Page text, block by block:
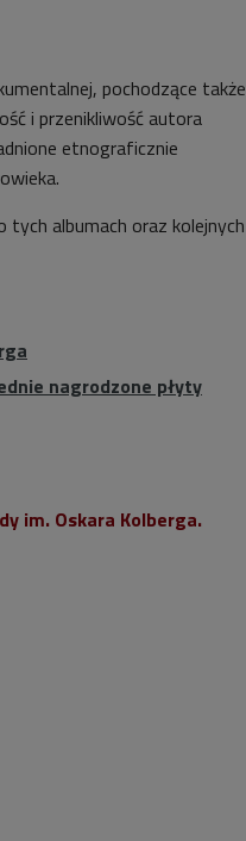
pochodzące także
i przenikliwość autora
etnograficznie
tych albumach oraz kolejnych
nagrodzone płyty
im. Oskara Kolberga.